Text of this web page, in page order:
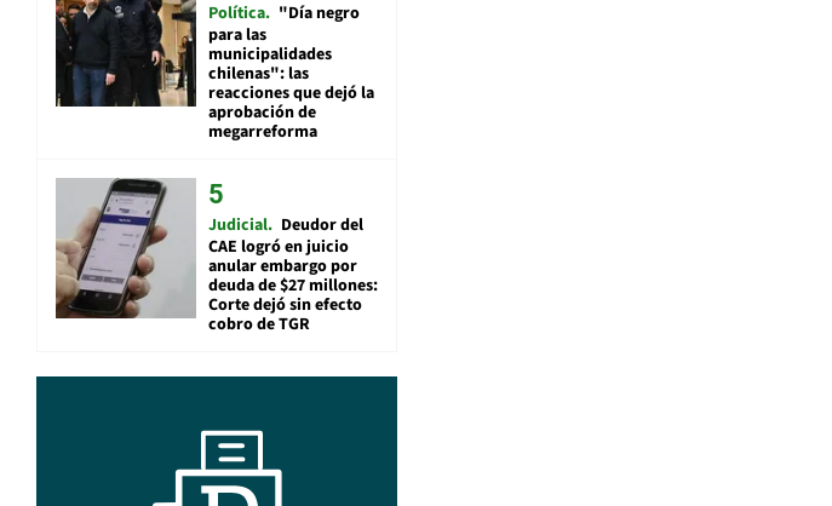
Política "Día negro
para las
municipalidades
chilenas": las
reacciones que dejó la
aprobación de
megarreforma
Judicial Deudor del
CAE logró en juicio
anular embargo por
deuda de $27 millones:
Corte dejó sin efecto
cobro de TGR